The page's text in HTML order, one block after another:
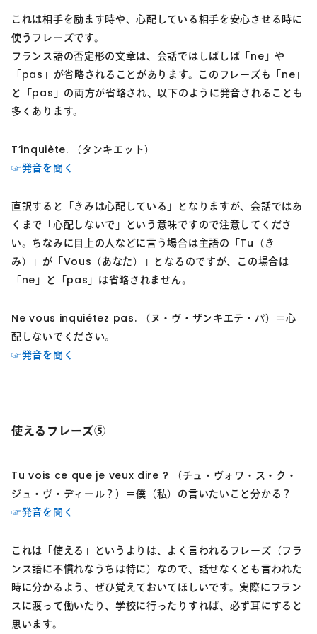
これは相手を励ます時や、心配している相手を安心させる時に
使うフレーズです。
フランス語の否定形の文章は、会話ではしばしば「ne」や
「pas」が省略されることがあります。このフレーズも「ne」
と「pas」の両方が省略され、以下のように発音されることも
多くあります。
T’inquiète. （タンキエット）
☞発音を聞く
直訳すると「きみは心配している」となりますが、会話ではあ
くまで「心配しないで」という意味ですので注意してくださ
い。ちなみに目上の人などに言う場合は主語の「Tu（き
み）」が「Vous（あなた）」となるのですが、この場合は
「ne」と「pas」は省略されません。
Ne vous inquiétez pas. （ヌ・ヴ・ザンキエテ・パ）＝心
配しないでください。
☞発音を聞く
使えるフレーズ⑤
Tu vois ce que je veux dire ? （チュ・ヴォワ・ス・ク・
ジュ・ヴ・ディール？）＝僕（私）の言いたいこと分かる？
☞発音を聞く
これは「使える」というよりは、よく言われるフレーズ（フラ
ンス語に不慣れなうちは特に）なので、話せなくとも言われた
時に分かるよう、ぜひ覚えておいてほしいです。実際にフラン
スに渡って働いたり、学校に行ったりすれば、必ず耳にすると
思います。